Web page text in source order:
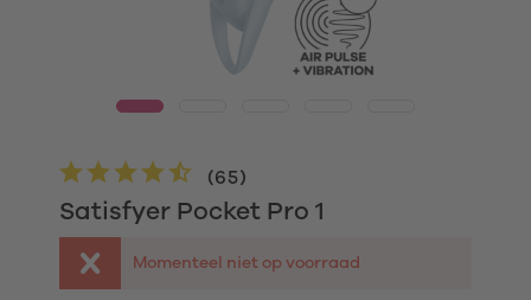
Satisfyer Pocket Pro 1
(65)
Momenteel niet op voorraad